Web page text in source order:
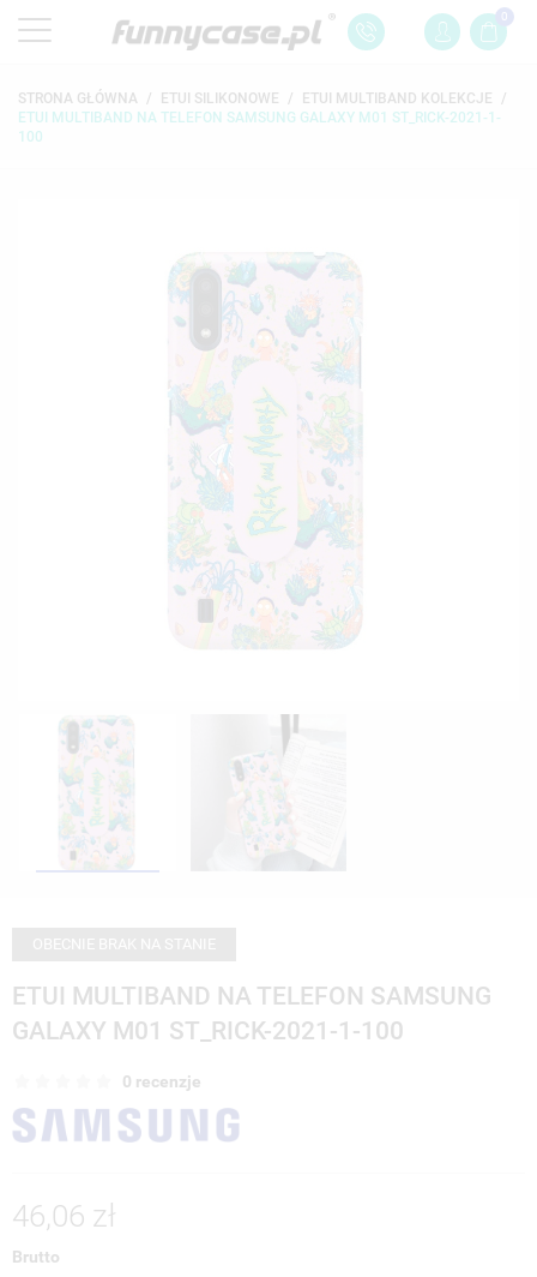
0
STRONA GŁÓWNA ETUI SILIKONOWE
ETUI MULTIBAND KOLEKCJE
ETUI MULTIBAND NA TELEFON SAMSUNG GALAXY M01 ST_RICK-2021-1-
100
ETUI MULTIBAND NA TELEFON SAMSUNG
GALAXY M01 ST_RICK-2021-1-100
0 recenzje
46,06 zł
Brutto